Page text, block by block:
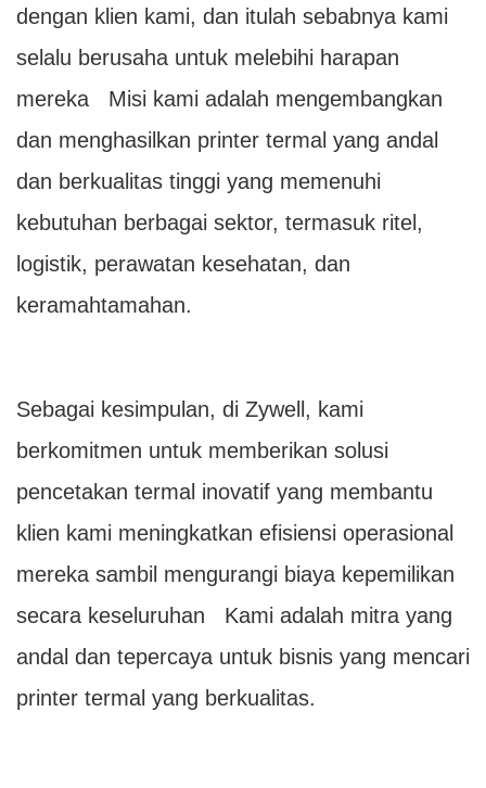
dengan klien kami, dan itulah sebabnya kami
selalu berusaha untuk melebihi harapan
mereka Misi kami adalah mengembangkan
dan menghasilkan printer termal yang andal
dan berkualitas tinggi yang memenuhi
kebutuhan berbagai sektor, termasuk ritel,
logistik, perawatan kesehatan, dan
keramahtamahan.
Sebagai kesimpulan, di Zywell, kami
berkomitmen untuk memberikan solusi
pencetakan termal inovatif yang membantu
klien kami meningkatkan efisiensi operasional
mereka sambil mengurangi biaya kepemilikan
secara keseluruhan Kami adalah mitra yang
andal dan tepercaya untuk bisnis yang mencari
printer termal yang berkualitas.